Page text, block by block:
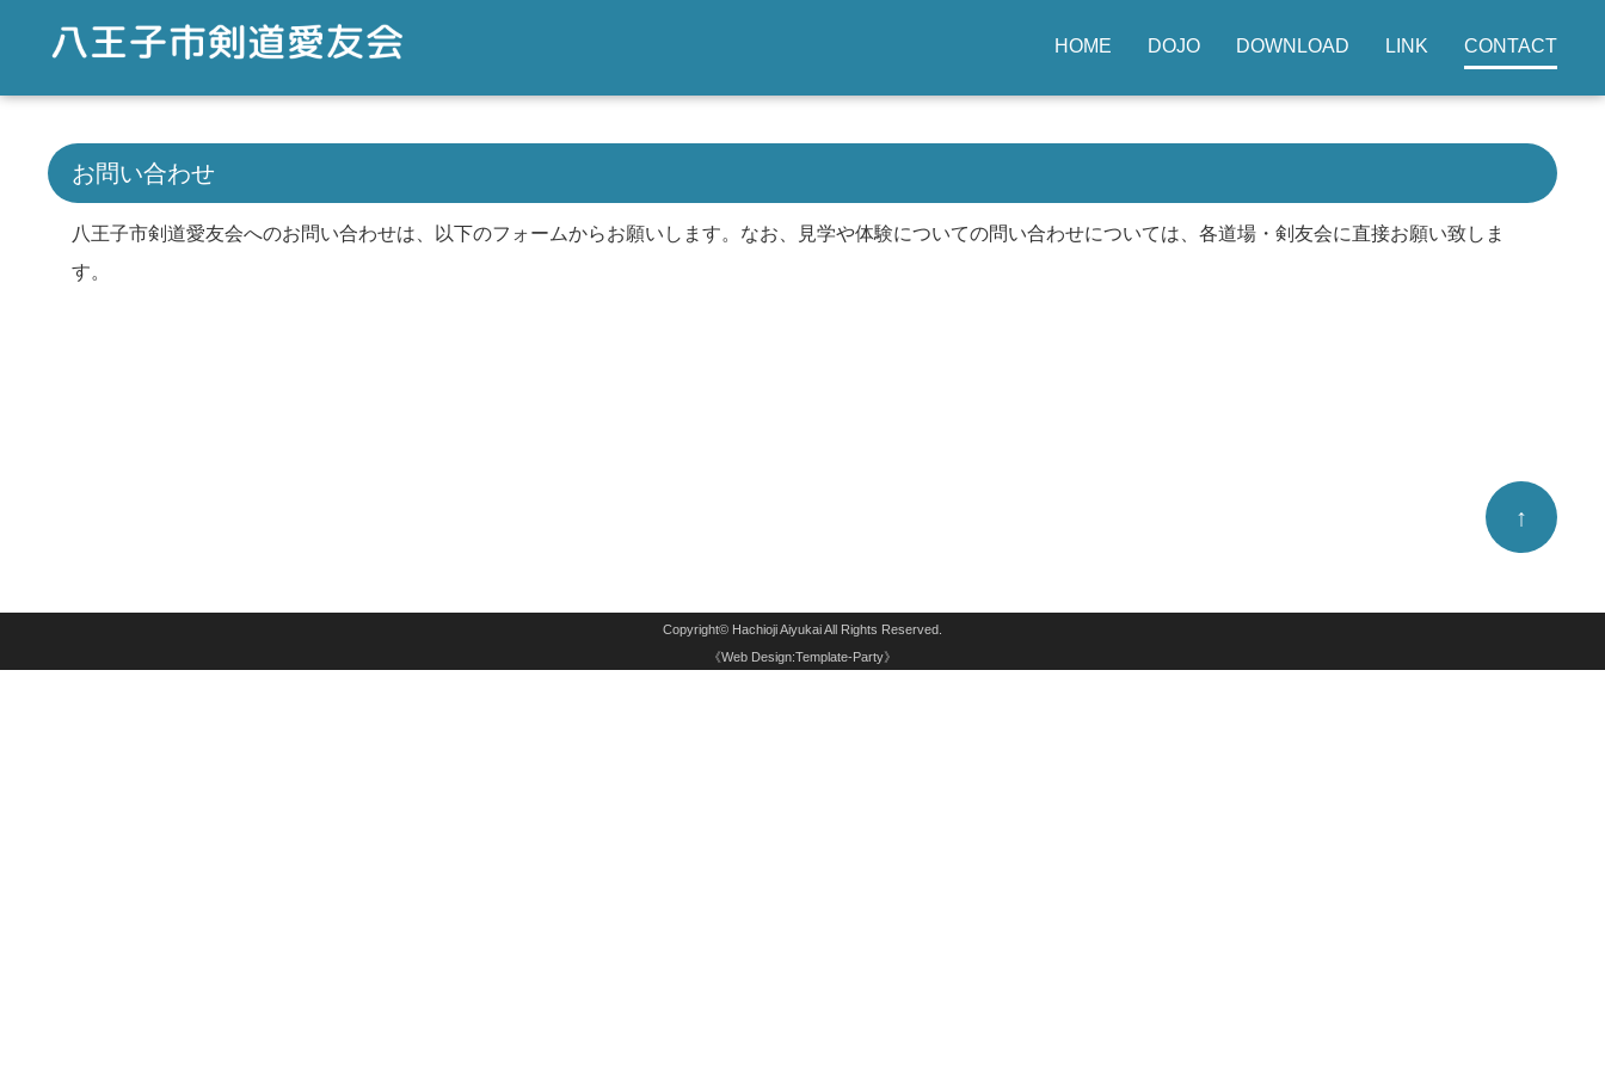
HOME DOJO DOWNLOAD LINK CONTACT
お問い合わせ
八王子市剣道愛友会へのお問い合わせは、以下のフォームからお願いします。なお、見学や体験についての問い合わせについては、各道場・剣友会に直接お願い致しま
す。
↑
Copyright© Hachioji AiyukaiAll Rights Reserved.
《Web Design:Template-Party》